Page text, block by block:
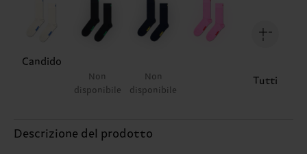
Candido
Non
disponibile
Non
disponibile
Tutti
Descrizione del prodotto